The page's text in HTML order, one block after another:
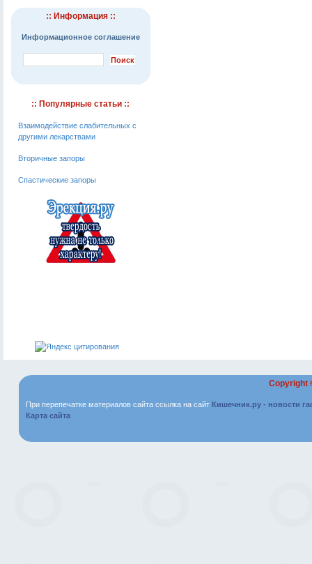
:: Информация ::
Информационное соглашение
:: Популярные статьи ::
Взаимодействие слабительных с
другими лекарствами
Вторичные запоры
Спастические запоры
Copyright
При перепечатке материалов сайта ссылка на сайт Кишечник.ру - новости
Карта сайта